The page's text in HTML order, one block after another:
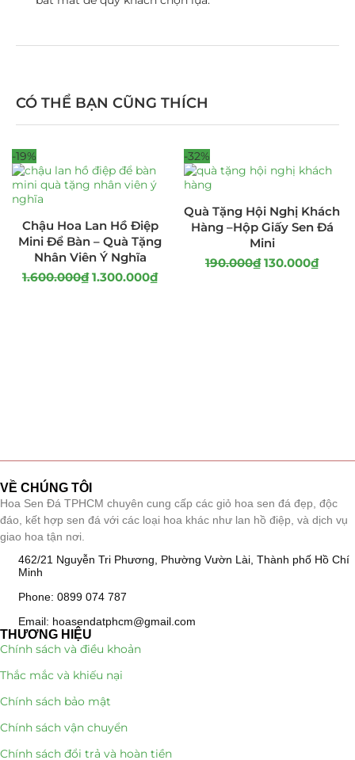
CÓ THỂ BẠN CŨNG THÍCH
-19%
Chậu Hoa Lan Hồ Điệp
Mini Để Bàn – Quà Tặng
Nhân Viên Ý Nghĩa
1.600.000₫ 1.300.000₫
-32%
Quà Tặng Hội Nghị Khách
Hàng –Hộp Giấy Sen Đá
Mini
190.000₫ 130.000₫
VỀ CHÚNG TÔI
Hoa Sen Đá TPHCM chuyên cung cấp các giỏ hoa sen đá đẹp, độc
đáo, kết hợp sen đá với các loại hoa khác như lan hồ điệp, và dịch vụ
giao hoa tận nơi.
462/21 Nguyễn Tri Phương, Phường Vườn Lài, Thành phố Hồ Chí
Minh
Phone: 0899 074 787
Email: hoasendatphcm@gmail.com
THƯƠNG HIỆU
Chính sách và điều khoản
Thắc mắc và khiếu nại
Chính sách bảo mật
Chính sách vận chuyển
Chính sách đổi trả và hoàn tiền